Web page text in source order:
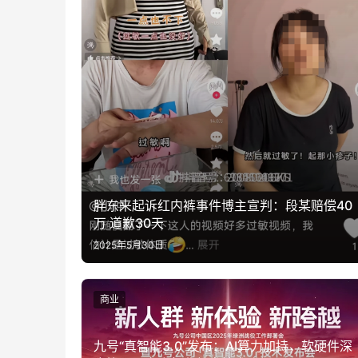
胖东来起诉红内裤事件博主宣判：段某赔偿40
万 道歉30天
2025年5月30日
九号“真智能3.0”发布：AI算力加持，软硬件深
商业